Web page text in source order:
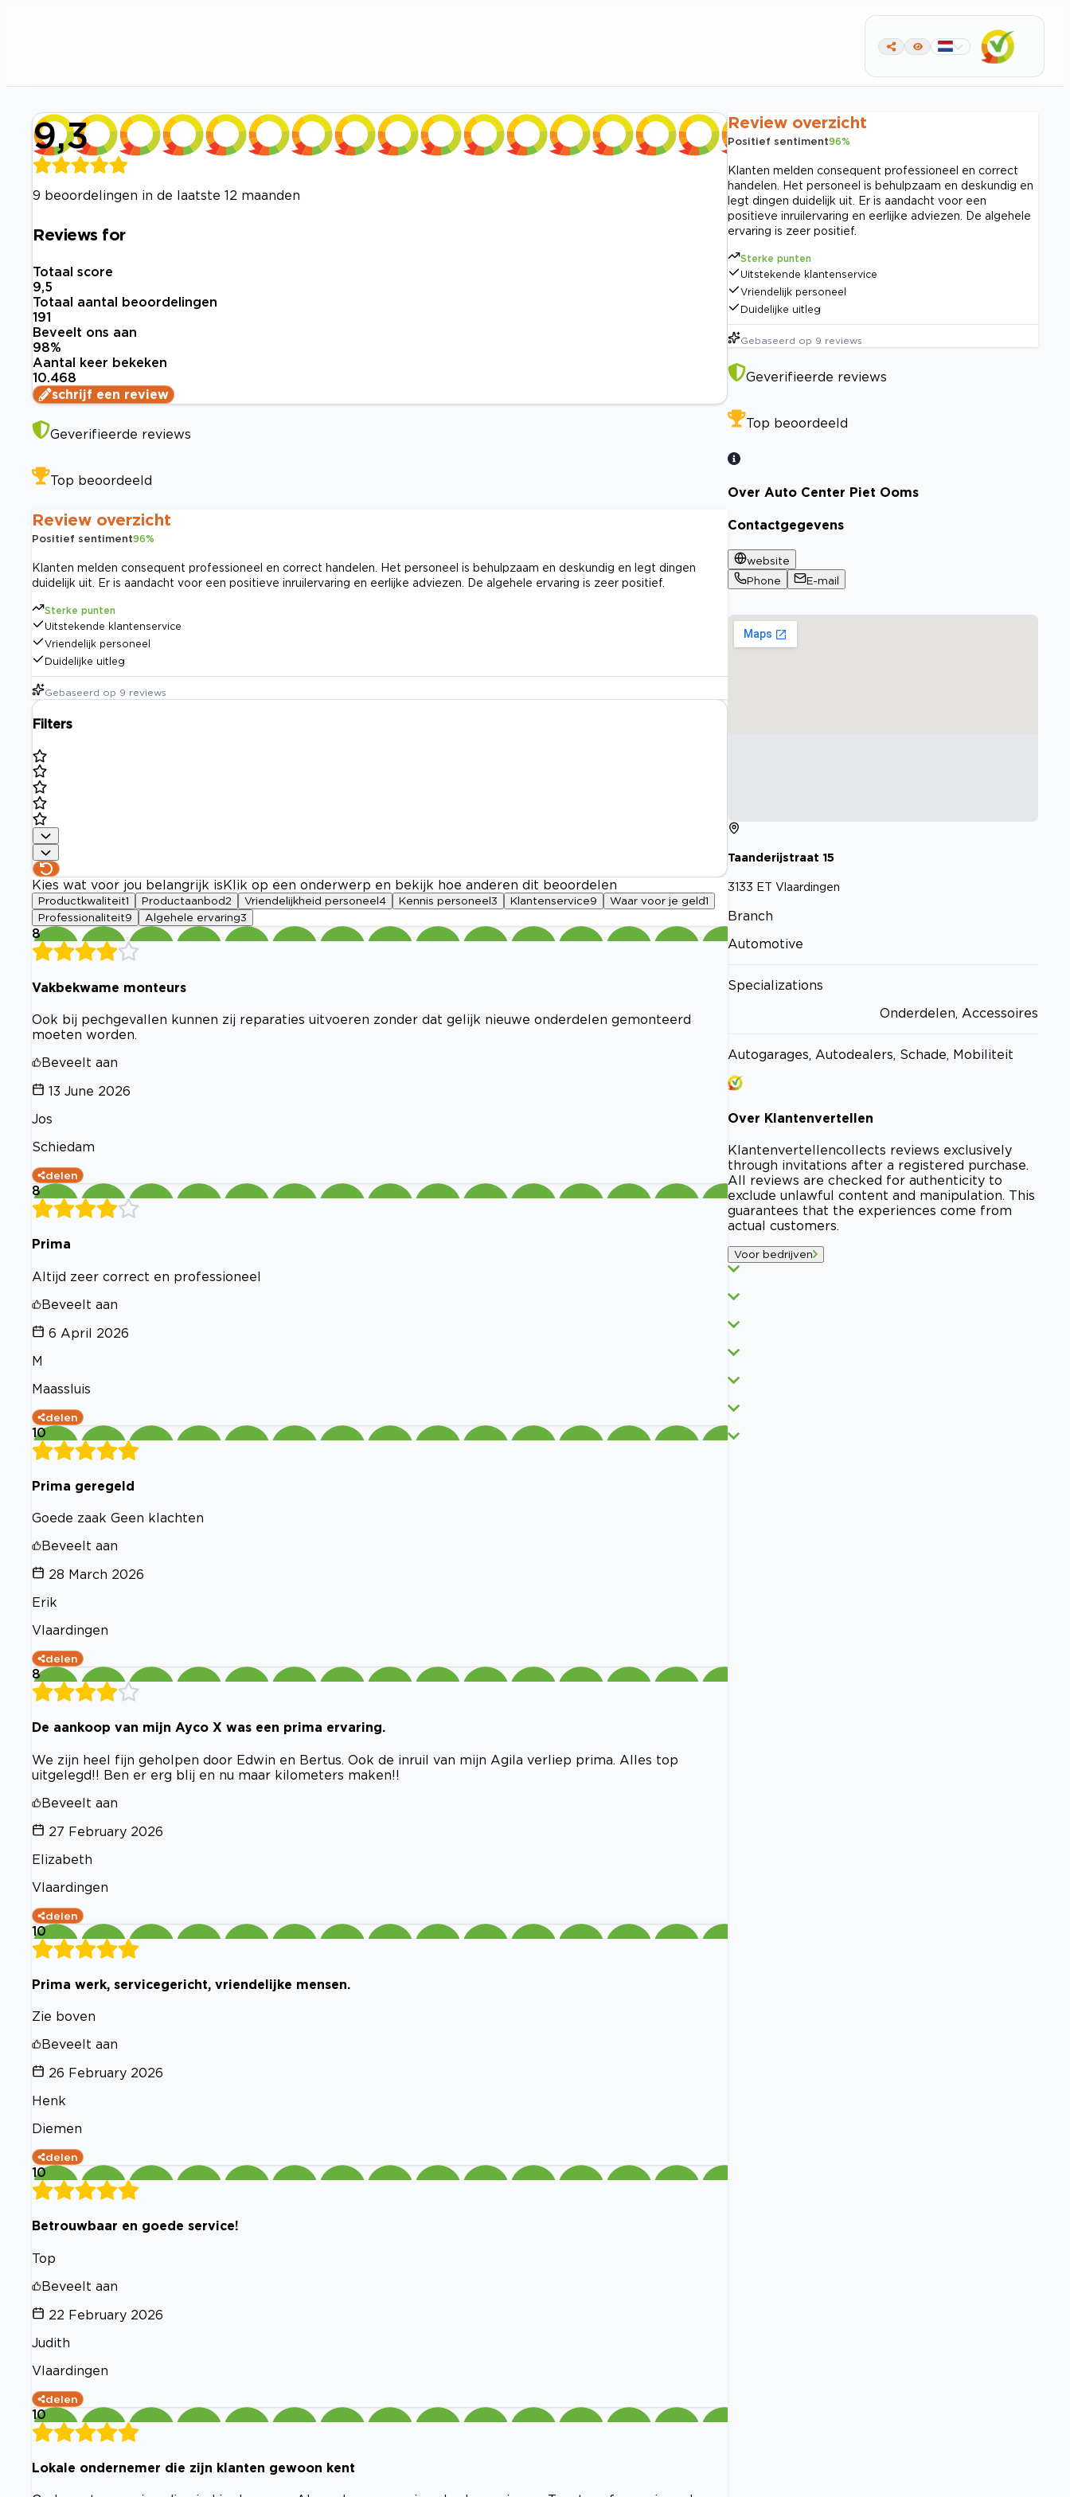
9,3
9 beoordelingen in de laatste 12 maanden
Reviews for
Totaal score
9,5
Totaal aantal beoordelingen
191
Beveelt ons aan
98%
Aantal keer bekeken
10.468
schrijf een review
Geverifieerde reviews
Top beoordeeld
Review overzicht
Positief sentiment96%
Klanten melden consequent professioneel en correct handelen. Het personeel is behulpzaam en deskundig en legt dingen
duidelijk uit. Er is aandacht voor een positieve inruilervaring en eerlijke adviezen. De algehele ervaring is zeer positief.
Sterke punten
Uitstekende klantenservice
Vriendelijk personeel
Duidelijke uitleg
Gebaseerd op 9 reviews
Filters
Kies wat voor jou belangrijk is Klik op een onderwerp en bekijk hoe anderen dit beoordelen
Productkwaliteit1 Productaanbod2 Vriendelijkheid personeel 4 Kennis personeel 3 Klantenservice9 Waar voor je geld1
Professionaliteit9 Algehele ervaring3
8
Vakbekwame monteurs
Ook bij pechgevallen kunnen zij reparaties uitvoeren zonder dat gelijk nieuwe onderdelen gemonteerd
moeten worden.
Beveelt aan
13 June 2026
Jos
Schiedam
delen
8
Prima
Altijd zeer correct en professioneel
Beveelt aan
6 April 2026
M
Maassluis
delen
10
Prima geregeld
Goede zaak Geen klachten
Beveelt aan
28 March 2026
Erik
Vlaardingen
delen
8
De aankoop van mijn Ayco X was een prima ervaring.
We zijn heel fijn geholpen door Edwin en Bertus. Ook de inruil van mijn Agila verliep prima. Alles top
uitgelegd!! Ben er erg blij en nu maar kilometers maken!!
Beveelt aan
27 February 2026
Elizabeth
Vlaardingen
delen
10
Prima werk, servicegericht, vriendelijke mensen.
Zie boven
Beveelt aan
26 February 2026
Henk
Diemen
delen
10
Betrouwbaar en goede service!
Top
Beveelt aan
22 February 2026
Judith
Vlaardingen
delen
10
Lokale ondernemer die zijn klanten gewoon kent
Review overzicht
Positief sentiment96%
Klanten melden consequent professioneel en correct
handelen. Het personeel is behulpzaam en deskundig en
legt dingen duidelijk uit. Er is aandacht voor een
positieve inruilervaring en eerlijke adviezen. De algehele
ervaring is zeer positief.
Sterke punten
Uitstekende klantenservice
Vriendelijk personeel
Duidelijke uitleg
Gebaseerd op 9 reviews
Geverifieerde reviews
Top beoordeeld
Over Auto Center Piet Ooms
Contactgegevens
website
Phone
E-mail
Taanderijstraat 15
3133 ET Vlaardingen
Branch
Automotive
Specializations
Onderdelen, Accessoires
Autogarages, Autodealers, Schade, Mobiliteit
Over Klantenvertellen
Klantenvertellencollects reviews exclusively
through invitations after a registered purchase.
All reviews are checked for authenticity to
exclude unlawful content and manipulation. This
guarantees that the experiences come from
actual customers.
Voor bedrijven